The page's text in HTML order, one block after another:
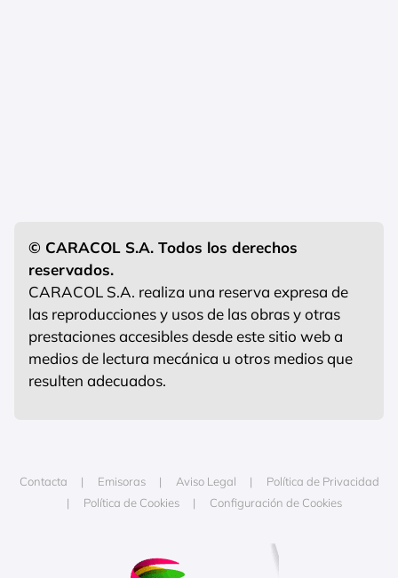
© CARACOL S.A. Todos los derechos
reservados.
CARACOL S.A. realiza una reserva expresa de
las reproducciones y usos de las obras y otras
prestaciones accesibles desde este sitio web a
medios de lectura mecánica u otros medios que
resulten adecuados.
Contacta Emisoras Aviso Legal
Política de Privacidad
Política de Cookies
Configuración de Cookies